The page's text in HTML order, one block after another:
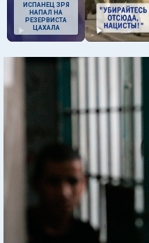
ИСПАНЕЦ ЗРЯ
НАПАЛ НА
РЕЗЕРВИСТА
ЦАХАЛА